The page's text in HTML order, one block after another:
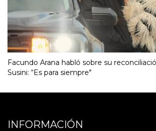
Facundo Arana habló sobre su
Susini: “Es para siempre"
INFORMACIÓN